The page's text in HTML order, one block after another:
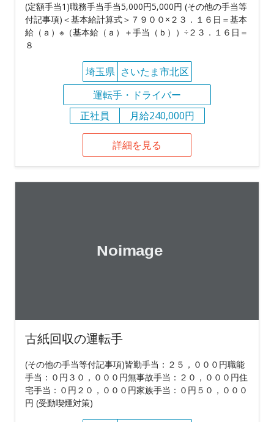
(定額手当1)職務手当手当5,000円5,000円 (その他の手当等
付記事項)＜基本給計算式＞７９００×２３．１６日＝基本
給（ａ）※（基本給（ａ）＋手当（ｂ））÷２３．１６日＝
８
埼玉県 さいたま市北区
運転手・ドライバー
正社員
月給240,000円
詳細を見る
古紙回収の運転手
(その他の手当等付記事項)皆勤手当：２５，０００円職能
手当：０円３０，０００円無事故手当：２０，０００円住
宅手当：０円２０，０００円家族手当：０円５０，０００
円 (受動喫煙対策)